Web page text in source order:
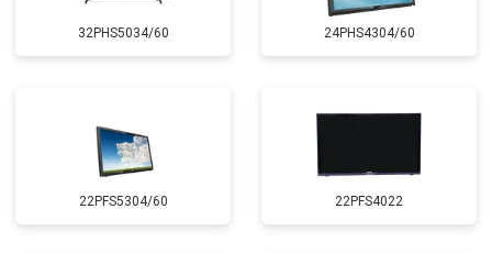
32PHS5034/60 24PHS4304/60
22PFS5304/60 22PFS4022